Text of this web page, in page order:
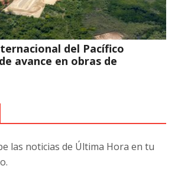
del Pacífico
avance en obras de
las noticias de Última Hora en tu